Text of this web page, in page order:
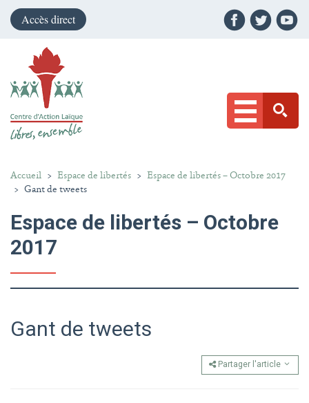
Accès direct
Accueil > Espace de libertés > Espace de libertés – Octobre 2017
> Gant de tweets
Espace de libertés – Octobre
2017
Gant de tweets
Partager l'article